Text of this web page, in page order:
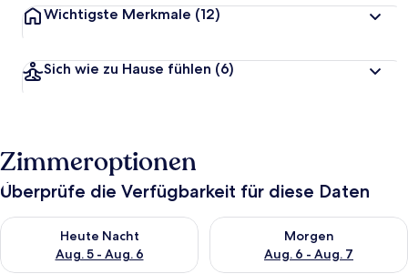
Wichtigste Merkmale (12)
Sich wie zu Hause fühlen (6)
Zimmeroptionen
Überprüfe die Verfügbarkeit für diese Daten
Heute Nacht
Aug. 5 - Aug. 6
Überprüfe die Verfügbarkeit für heute Nacht, Aug. 5 - Aug. 6.
Morgen
Aug. 6 - Aug. 7
Überprüfe die Verfügbarkeit